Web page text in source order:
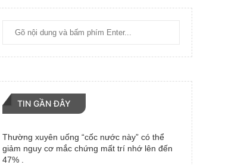
TIN GẦN ĐÂY
Thường xuyên uống “cốc nước này” có thể
giảm nguy cơ mắc chứng mất trí nhớ lên đến
47% .